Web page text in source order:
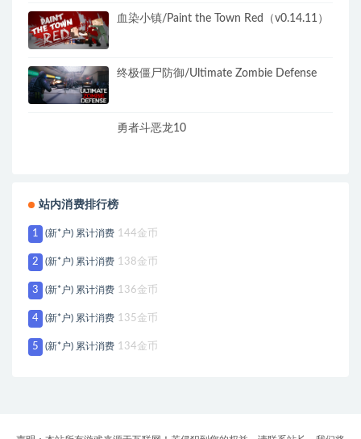
血染小镇/Paint the Town Red（v0.14.11）
终极僵尸防御/Ultimate Zombie Defense
勇者斗恶龙10
站内消费排行榜
1 (新*户) 累计消费 144金币
2 (新*户) 累计消费 138金币
3 (新*户) 累计消费 136金币
4 (新*户) 累计消费 135金币
5 (新*户) 累计消费 134金币